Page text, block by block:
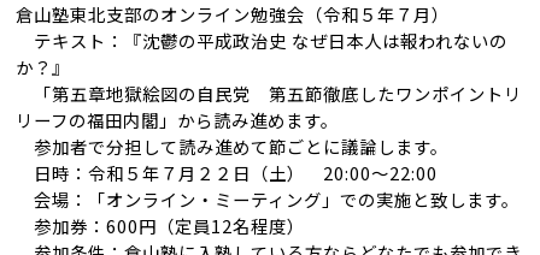
倉山塾東北支部のオンライン勉強会（令和５年７月）
テキスト：『沈鬱の平成政治史 なぜ日本人は報われないの
か？』
「第五章地獄絵図の自民党 第五節徹底したワンポイントリ
リーフの福田内閣」から読み進めます。
参加者で分担して読み進めて節ごとに議論します。
日時：令和５年７月２２日（土） 20:00～22:00
会場：「オンライン・ミーティング」での実施と致します。
参加券：600円（定員12名程度）